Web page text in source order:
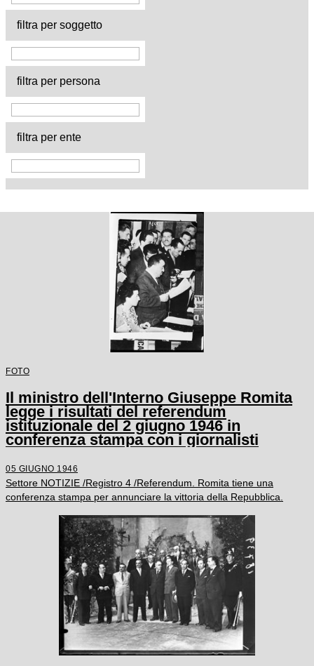
filtra per soggetto
filtra per persona
filtra per ente
FOTO
Il ministro dell'Interno Giuseppe Romita
legge i risultati del referendum
istituzionale del 2 giugno 1946 in
conferenza stampa con i giornalisti
05 GIUGNO 1946
Settore NOTIZIE /Registro 4 /Referendum. Romita tiene una
conferenza stampa per annunciare la vittoria della Repubblica.